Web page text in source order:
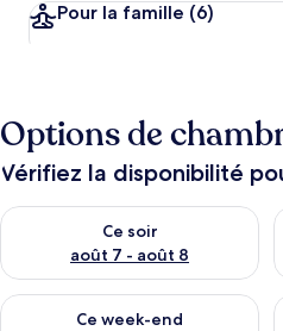
Pour la famille (6)
Options de
Vérifiez la disponibilité
Ce soir
août 7 - août 8
Vérifier la disponibilité pour ce
Ce week-end
Vérifier la disponibilité pour ce